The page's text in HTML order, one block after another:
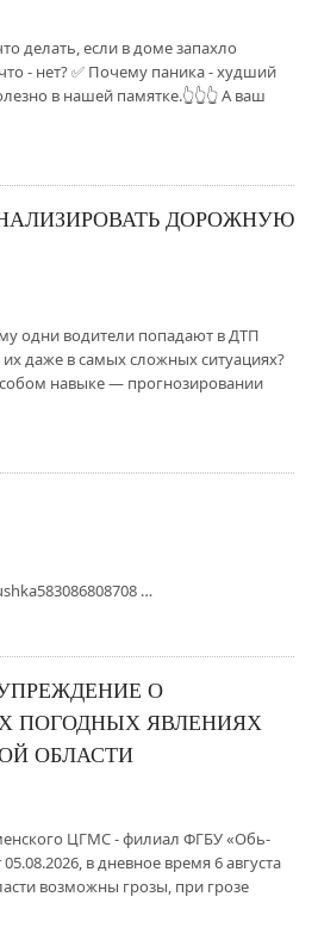
делать, если в доме запахло
- нет? ✅ Почему паника - худший
в нашей памятке.👆👆👆 А ваш
ДОРОЖНУЮ
одни водители попадают в ДТП
даже в самых сложных ситуациях?
навыке — прогнозировании
…
О
ПОГОДНЫХ ЯВЛЕНИЯХ
ОБЛАСТИ
ЦГМС - филиал ФГБУ «Обь-
в дневное время 6 августа
возможны грозы, при грозе